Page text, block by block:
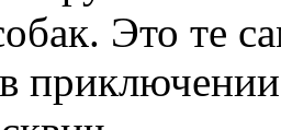
Это те